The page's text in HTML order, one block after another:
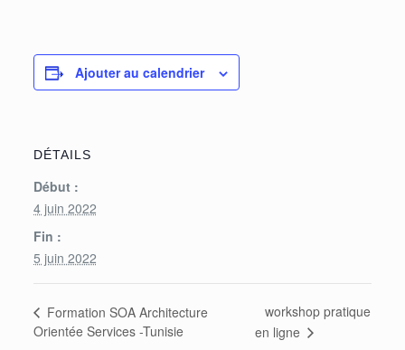
Ajouter au calendrier
DÉTAILS
Début :
4 juin 2022
Fin :
5 juin 2022
Formation SOA Architecture
Orientée Services -Tunisie
workshop pratique
en ligne